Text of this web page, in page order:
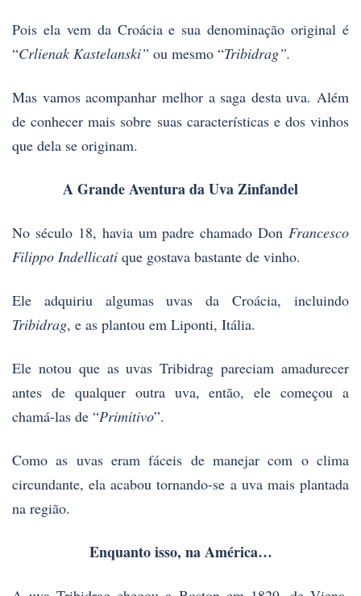
Pois ela vem da Croácia e sua denominação original é
“Crlienak Kastelanski” ou mesmo “Tribidrag”.
Mas vamos acompanhar melhor a saga desta uva. Além
de conhecer mais sobre suas características e dos vinhos
que dela se originam.
A Grande Aventura da Uva Zinfandel
No século 18, havia um padre chamado Don Francesco
Filippo Indellicati que gostava bastante de vinho.
Ele adquiriu algumas uvas da Croácia, incluindo
Tribidrag, e as plantou em Liponti, Itália.
Ele notou que as uvas Tribidrag pareciam amadurecer
antes de qualquer outra uva, então, ele começou a
chamá-las de “Primitivo”.
Como as uvas eram fáceis de manejar com o clima
circundante, ela acabou tornando-se a uva mais plantada
na região.
Enquanto isso, na América…